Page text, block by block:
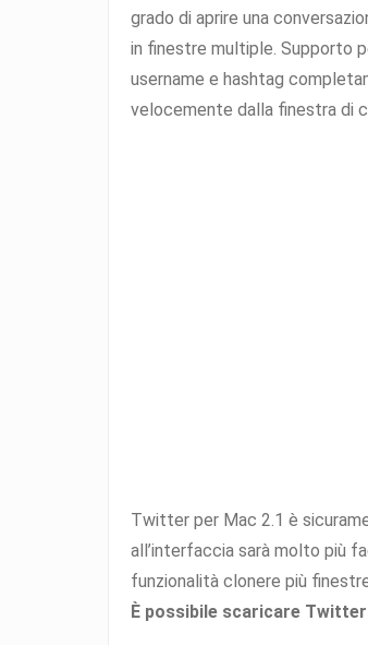
grado di aprire una
in finestre multiple. Supporto
username e hashtag
velocemente dalla finestra di
Twitter per Mac 2.1 è
all’interfaccia sarà molto più
funzionalità clonere più
È possibile scaricare